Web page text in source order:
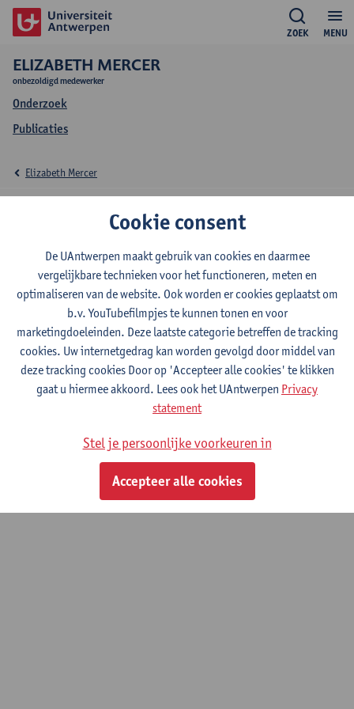
MENU
ZOEK
ELIZABETH MERCER
onbezoldigd medewerker
Onderzoek
Publicaties
Onderzoek Elizabeth
Mercer
Elizabeth Mercer
Onderzoeksgroep
Plasma Lab voor toepassingen in duurzaamheid en
geneeskunde - Antwerpen (PLASMANT)
Cookie consent
De UAntwerpen maakt gebruik van cookies en daarmee
vergelijkbare technieken voor het functioneren, meten en
optimaliseren van de website. Ook worden er cookies geplaatst om
b.v. YouTubefilmpjes te kunnen tonen en voor
marketingdoeleinden. Deze laatste categorie betreffen de tracking
cookies. Uw internetgedrag kan worden gevolgd door middel van
deze tracking cookies Door op 'Accepteer alle cookies' te klikken
gaat u hiermee akkoord. Lees ook het UAntwerpen Privacy
statement
Stel je persoonlijke voorkeuren in
Accepteer alle cookies